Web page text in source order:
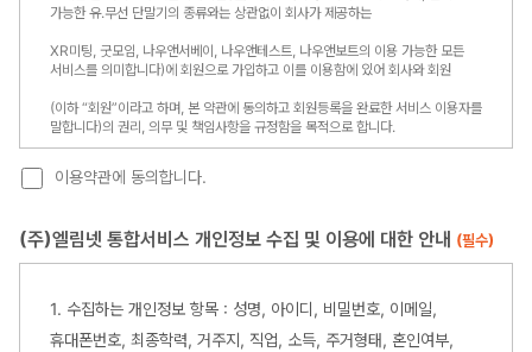
이용약관에 동의합니다.
(주)엘림넷 통합서비스 개인정보 수집 및 이용에 대한 안내 (필수)
1. 수집하는 개인정보 항목 : 성명, 아이디, 비밀번호, 이메일,
휴대폰번호, 최종학력, 거주지, 직업, 소득, 주거형태, 혼인여부,